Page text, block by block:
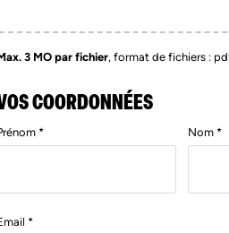
3 MO par fichier, format de fichiers :
COORDONNÉES
* Nom *
*